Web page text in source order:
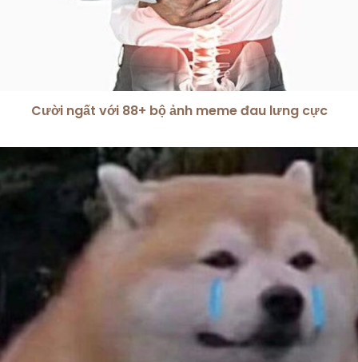
Cười ngất với 88+ bộ ảnh meme đau lưng cực